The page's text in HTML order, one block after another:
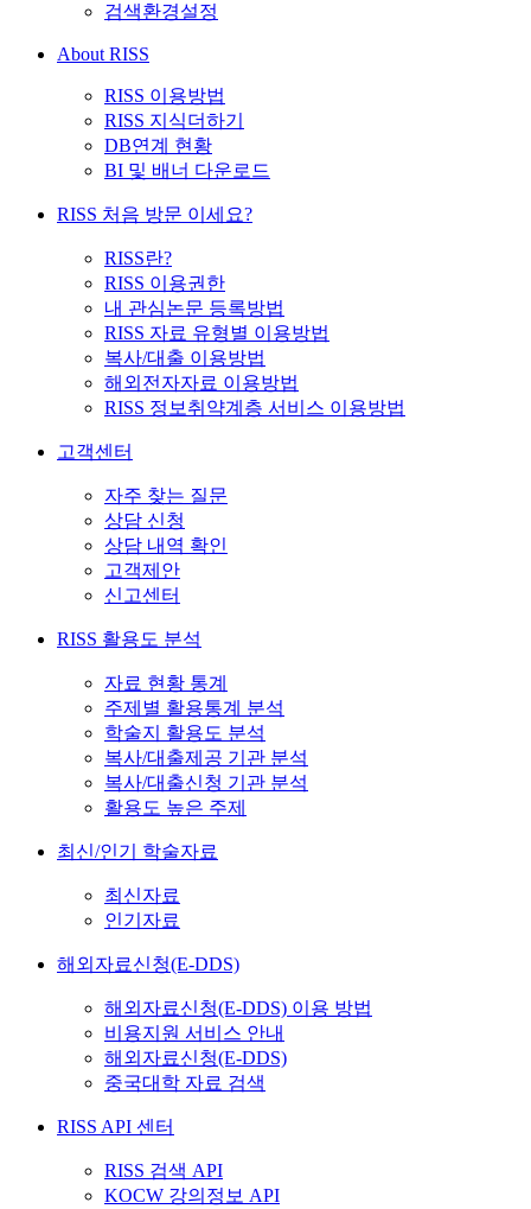
검색환경설정
About RISS
RISS 이용방법
RISS 지식더하기
DB연계 현황
BI 및 배너 다운로드
RISS 처음 방문 이세요?
RISS란?
RISS 이용권한
내 관심논문 등록방법
RISS 자료 유형별 이용방법
복사/대출 이용방법
해외전자자료 이용방법
RISS 정보취약계층 서비스 이용방법
고객센터
자주 찾는 질문
상담 신청
상담 내역 확인
고객제안
신고센터
RISS 활용도 분석
자료 현황 통계
주제별 활용통계 분석
학술지 활용도 분석
복사/대출제공 기관 분석
복사/대출신청 기관 분석
활용도 높은 주제
최신/인기 학술자료
최신자료
인기자료
해외자료신청(E-DDS)
해외자료신청(E-DDS) 이용 방법
비용지원 서비스 안내
해외자료신청(E-DDS)
중국대학 자료 검색
RISS API 센터
RISS 검색 API
KOCW 강의정보 API